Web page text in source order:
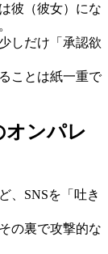
彼（彼女）にな
しだけ「承認欲
ことは紙一重で
オンパレ
、SNSを「吐き
の裏で攻撃的な